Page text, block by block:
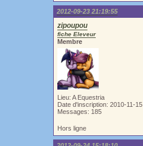
2012-09-23 21:19:55
zipoupou
fiche Eleveur
Membre
Lieu: A Equestria
Date d'inscription: 2010-11-15
Messages: 185
Hors ligne